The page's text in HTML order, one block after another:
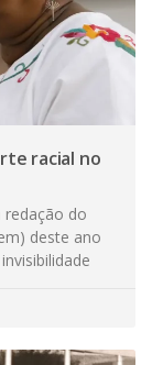
racial no
redação do
deste ano